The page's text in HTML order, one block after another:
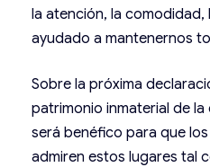
la atención, la comodidad,
ayudado a mantenernos
Sobre la próxima
patrimonio inmaterial de
será benéfico para que
admiren estos lugares tal